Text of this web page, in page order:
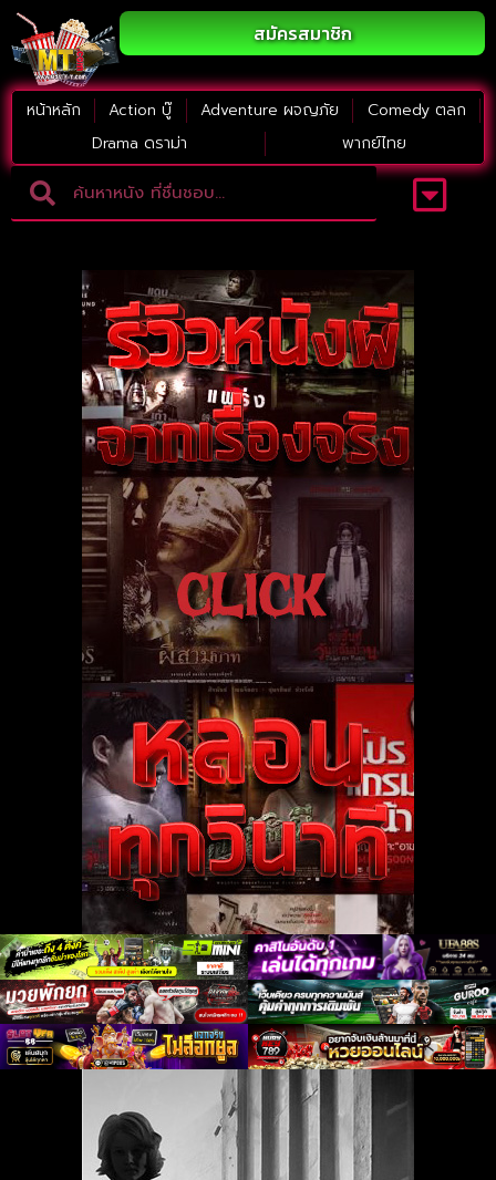
สมัครสมาชิก
หน้าหลัก Action บู๊ Adventure ผจญภัย
Comedy ตลก
Drama ดราม่า
พากย์ไทย